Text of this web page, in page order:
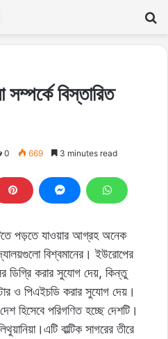
সম্পর্কে বিস্তারিত
0 669 3 minutes read
পড়তে যাওয়ার আগ্রহ অনেক
বিশ্বমানের। ইউরোপের
ডিগ্রি করার সুযোগ দেয়, কিন্তু
ও পিএইচডি করার সুযোগ দেয়।
হিসেবে পরিগণিত হচ্ছে দেশটি।
বাল্টিক সাগরের তীরে